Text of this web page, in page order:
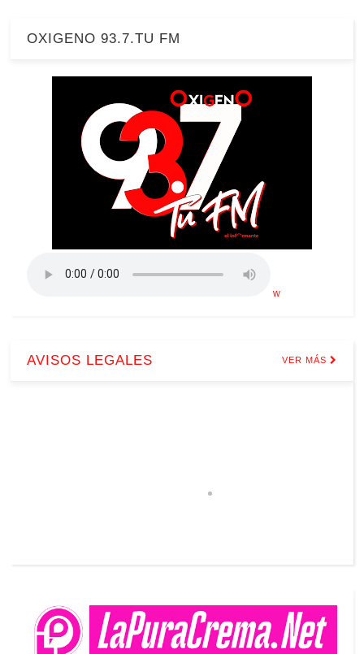
OXIGENO 93.7.TU FM
w
AVISOS LEGALES VER MÁS